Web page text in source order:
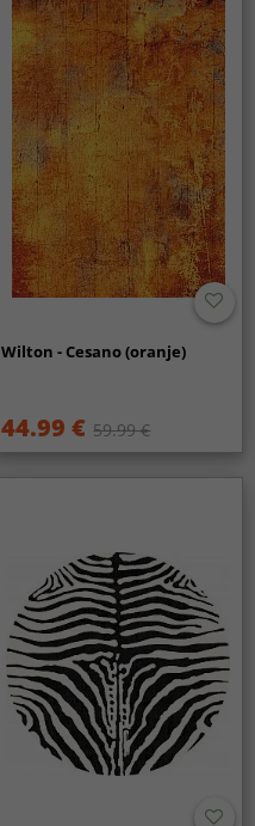
Wilton - Cesano (oranje)
44.99 € 59.99 €